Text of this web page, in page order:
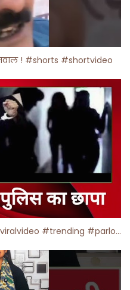
! #shorts #shortvideo
मसाज पार्लर पर पुलिस का छापा ! #viralvideo #trending #parlour